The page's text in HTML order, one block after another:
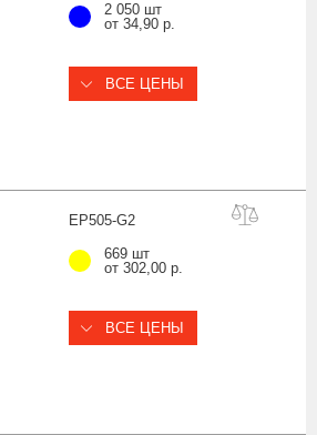
2 050 шт
от 34,90 р.
ВСЕ ЦЕНЫ
EP505-G2
669 шт
от 302,00 р.
ВСЕ ЦЕНЫ